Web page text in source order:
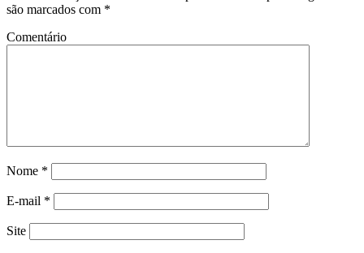
são marcados com *
Comentário
Nome *
E-mail *
Site